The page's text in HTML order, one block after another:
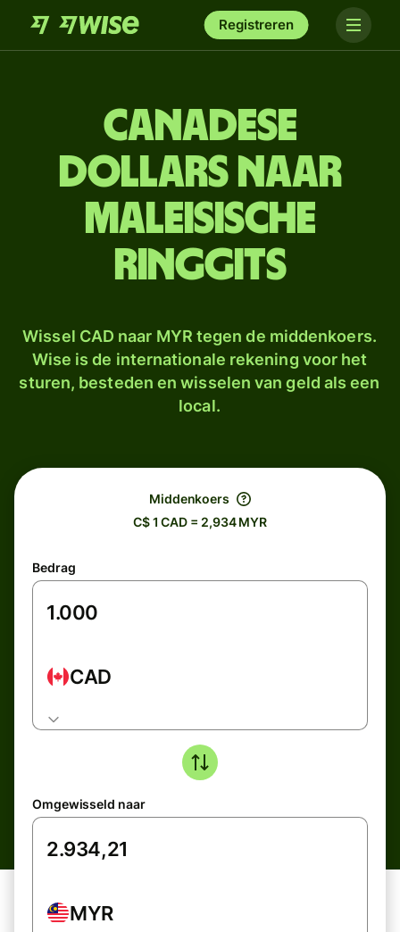
Registreren
Canadese
dollars naar
Maleisische
ringgits
Wissel CAD naar MYR tegen de middenkoers.
Wise is de internationale rekening voor het
sturen, besteden en wisselen van geld als een
local.
Middenkoers
C$ 1 CAD = 2,934 MYR
Bedrag
CAD
Omgewisseld naar
MYR